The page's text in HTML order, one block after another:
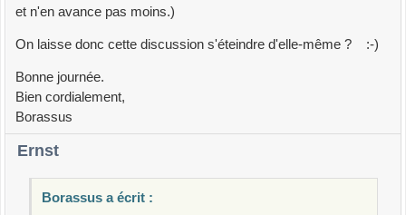
et n'en avance pas moins.)
On laisse donc cette discussion s'éteindre d'elle-même ? :-)
Bonne journée.
Bien cordialement,
Borassus
Ernst
Borassus a écrit :